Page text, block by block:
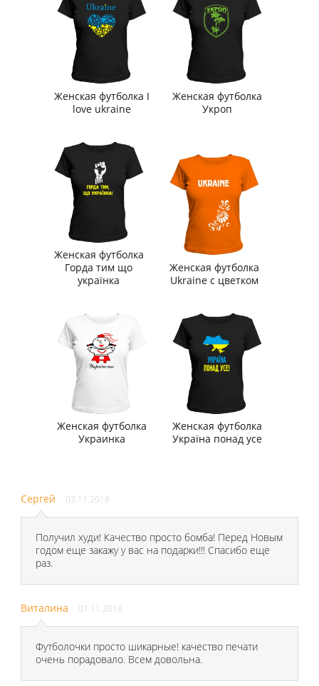
Женская футболка I
love ukraine
Женская футболка
Укроп
Женская футболка
Горда тим що
українка
Женская футболка
Ukraine с цветком
Женская футболка
Украинка
Женская футболка
Україна понад усе
Сергей 03.11.2018
Получил худи! Качество просто бомба! Перед Новым
годом еще закажу у вас на подарки!!! Спасибо еще
раз.
Виталина 01.11.2018
Футболочки просто шикарные! качество печати
очень порадовало. Всем довольна.